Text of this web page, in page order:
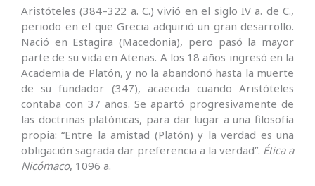
Aristóteles (384–322 a. C.) vivió en el siglo IV a. de C.,
periodo en el que Grecia adquirió un gran desarrollo.
Nació en Estagira (Macedonia), pero pasó la mayor
parte de su vida en Atenas. A los 18 años ingresó en la
Academia de Platón, y no la abandonó hasta la muerte
de su fundador (347), acaecida cuando Aristóteles
contaba con 37 años. Se apartó progresivamente de
las doctrinas platónicas, para dar lugar a una filosofía
propia: “Entre la amistad (Platón) y la verdad es una
obligación sagrada dar preferencia a la verdad”. Ética a
Nicómaco, 1096 a.